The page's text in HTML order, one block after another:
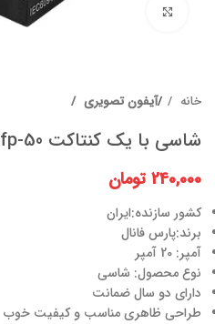
برای بزرگنمایی کلیک کنید
خانه آیفون تصویری
شاسی با یک کنتاکت pfp-50 استارت
240,000 تومان
کشور سازنده:ایران
برند:پارس فانال
آمپر: 20 آمپر
نوع محصول: شاسی
دارای دو سال ضمانت
طراحی ظاهری مناسب و کیفیت خوب